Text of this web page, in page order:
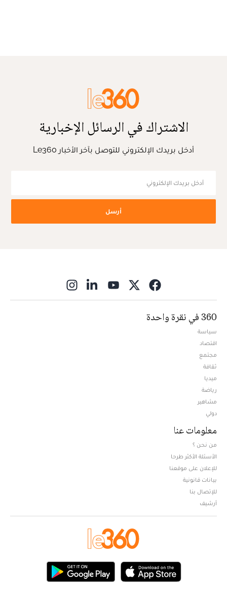
الاشتراك في الرسائل الإخبارية
أدخل بريدك الإلكتروني للتوصل بآخر الأخبار Le360
أرسل
360 في نقرة واحدة
سياسة
اقتصاد
مجتمع
ثقافة
ميديا
رياضة
مشاهير
دولي
معلومات عنا
من نحن ؟
الأسئلة الأكثر طرحا
للإعلان على موقعنا
بيانات قانونية
للإتصال بنا
أرشيف